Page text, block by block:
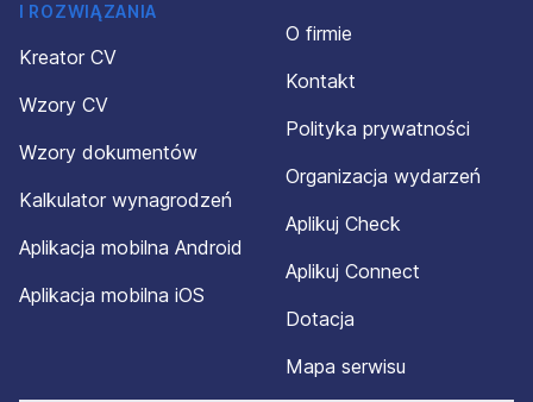
I ROZWIĄZANIA
Kreator CV
Wzory CV
Wzory dokumentów
Kalkulator wynagrodzeń
Aplikacja mobilna Android
Aplikacja mobilna iOS
O firmie
Kontakt
Polityka prywatności
Organizacja wydarzeń
Aplikuj Check
Aplikuj Connect
Dotacja
Mapa serwisu